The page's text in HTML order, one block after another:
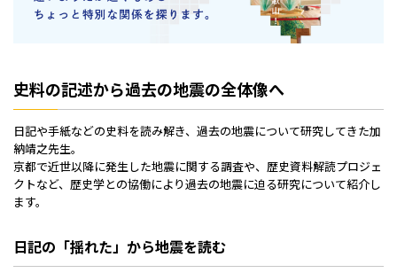
史料の記述から過去の地震の全体像へ
日記や手紙などの史料を読み解き、過去の地震について研究してきた加
納靖之先生。
京都で近世以降に発生した地震に関する調査や、歴史資料解読プロジェ
クトなど、歴史学との協働により過去の地震に迫る研究について紹介し
ます。
日記の「揺れた」から地震を読む